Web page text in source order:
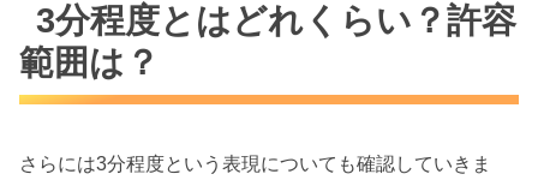
3分程度とはどれくらい？許容
範囲は？
さらには3分程度という表現についても確認していきま